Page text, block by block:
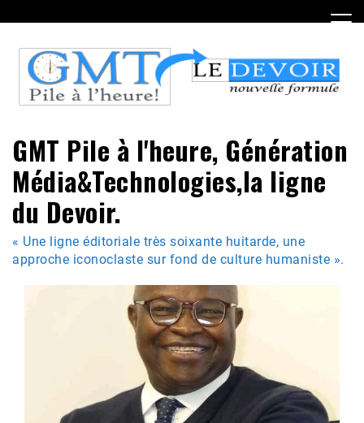
to
content
GMT Pile à l'heure, Génération
Média&Technologies,la ligne
du Devoir.
« Une ligne éditoriale très soixante huitarde, une
approche iconoclaste sur fond de culture humaniste ».